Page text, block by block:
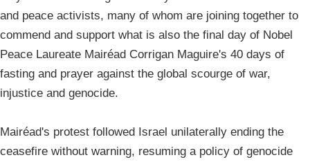
and peace activists, many of whom are joining together to
commend and support what is also the final day of Nobel
Peace Laureate Mairéad Corrigan Maguire's 40 days of
fasting and prayer against the global scourge of war,
injustice and genocide.
Mairéad's protest followed Israel unilaterally ending the
ceasefire without warning, resuming a policy of genocide